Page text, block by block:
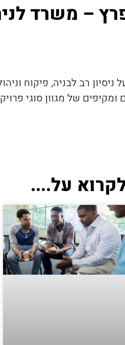
– משרד
ניסיון רב לבניה, פיקוח
ומקיפים של מגוון סוגי
על....